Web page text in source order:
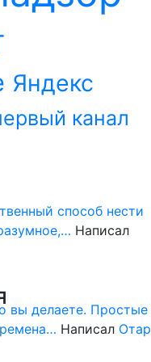
Яндекс
канал
способ нести
Написал
вы делаете. Простые
Написал Отар